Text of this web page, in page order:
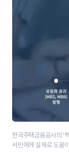
한국주택금융공사의 ‘
서민에게 실제로 도움